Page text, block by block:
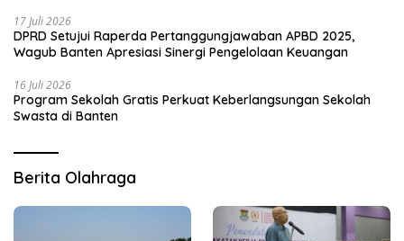
17 Juli 2026
DPRD Setujui Raperda Pertanggungjawaban APBD 2025,
Wagub Banten Apresiasi Sinergi Pengelolaan Keuangan
16 Juli 2026
Program Sekolah Gratis Perkuat Keberlangsungan Sekolah
Swasta di Banten
Berita Olahraga